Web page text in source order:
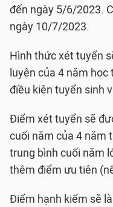
đến ngày 5/6/2023.
ngày 10/7/2023.
Hình thức xét tuyển
luyện của 4 năm
điều kiện tuyển sinh
Điểm xét tuyển sẽ
cuối năm của 4 năm
trung bình cuối năm
thêm điểm ưu tiên
Điểm hạnh kiểm sẽ